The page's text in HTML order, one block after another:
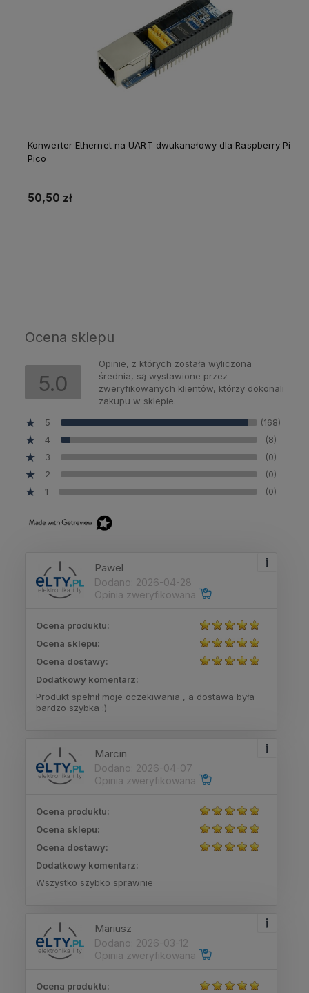
Konwerter Ethernet na UART dwukanałowy dla Raspberry Pi
Pico
50,50 zł
Ocena sklepu
5.0
Opinie, z których została wyliczona
średnia, są wystawione przez
zweryfikowanych klientów, którzy dokonali
zakupu w sklepie.
5
(168)
4 (8)
3 (0)
2 (0)
1 (0)
Pawel
Dodano: 2026-04-28
Opinia zweryfikowana
Ocena produktu:
Ocena sklepu:
Ocena dostawy:
Dodatkowy komentarz:
Produkt spełnił moje oczekiwania , a dostawa była
bardzo szybka :)
Marcin
Dodano: 2026-04-07
Opinia zweryfikowana
Ocena produktu:
Ocena sklepu:
Ocena dostawy:
Dodatkowy komentarz:
Wszystko szybko sprawnie
Mariusz
Dodano: 2026-03-12
Opinia zweryfikowana
Ocena produktu: